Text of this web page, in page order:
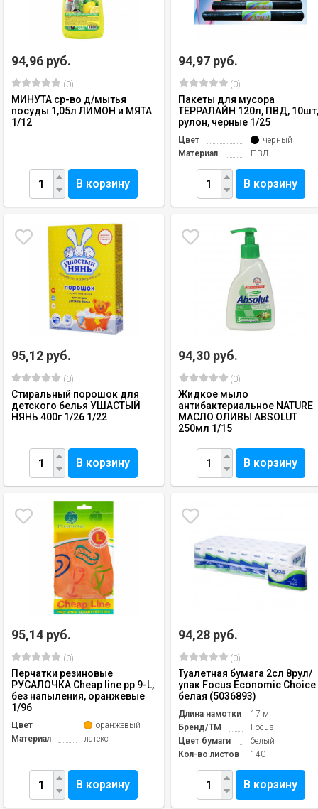
94,96 руб.
(0)
МИНУТА ср-во д/мытья
посуды 1,05л ЛИМОН и МЯТА
1/12
В корзину
94,97 руб.
(0)
Пакеты для мусора
ТЕРРАЛАЙН 120л, ПВД,
рулон, черные 1/25
Цвет
черный
Материал
ПВД
В корзину
95,12 руб.
(0)
Стиральный порошок для
детского белья УШАСТЫЙ
НЯНЬ 400г 1/26 1/22
В корзину
94,30 руб.
(0)
Жидкое мыло
антибактериальное NATURE
МАСЛО ОЛИВЫ ABSOLUT
250мл 1/15
В корзину
95,14 руб.
(0)
Перчатки резиновые
РУСАЛОЧКА Cheap line рр 9-L,
без напыления, оранжевые
1/96
Цвет
оранжевый
Материал
латекс
В корзину
94,28 руб.
(0)
Туалетная бумага 2сл 8рул/
упак Focus Economic Choice
белая (5036893)
Длина намотки
17 м
Бренд/TM
Focus
Цвет бумаги
белый
Кол-во листов
140
В корзину